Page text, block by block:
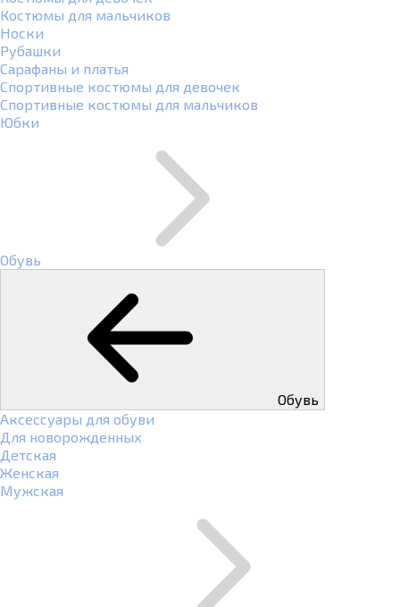
Костюмы для мальчиков
Носки
Рубашки
Сарафаны и платья
Спортивные костюмы для девочек
Спортивные костюмы для мальчиков
Юбки
Обувь
Обувь
Аксессуары для обуви
Для новорожденных
Детская
Женская
Мужская